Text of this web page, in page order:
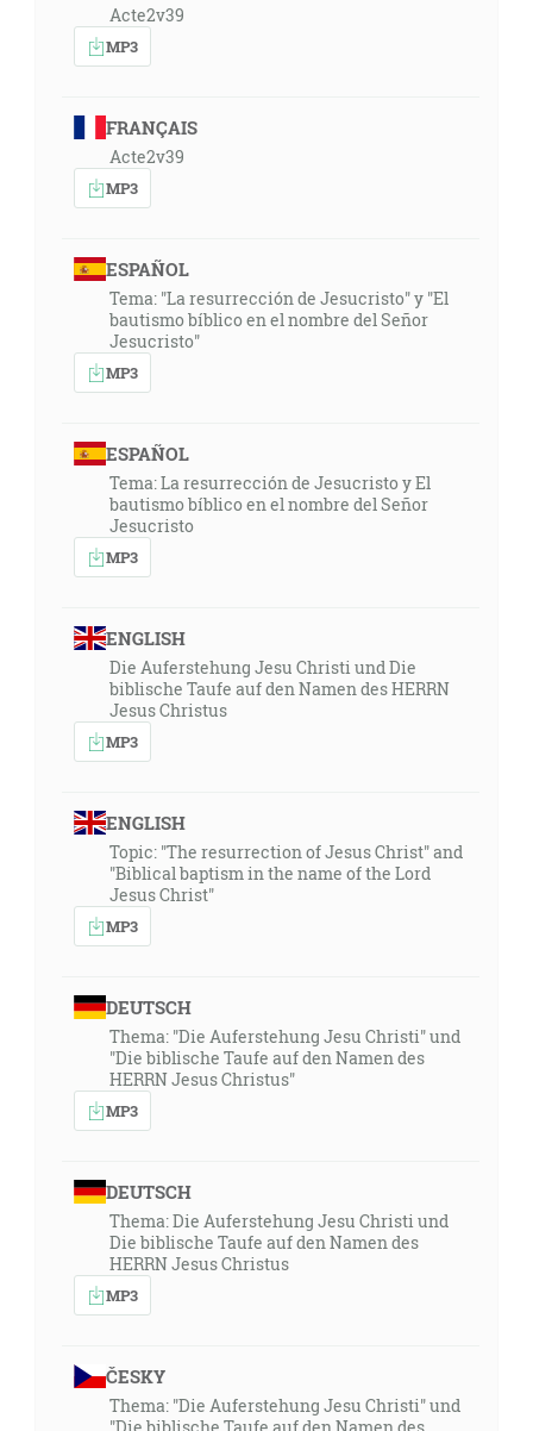
Acte2v39
MP3
FRANÇAIS
Acte2v39
MP3
ESPAÑOL
Tema: "La resurrección de Jesucristo" y "El
bautismo bíblico en el nombre del Señor
Jesucristo"
MP3
ESPAÑOL
Tema: La resurrección de Jesucristo y El
bautismo bíblico en el nombre del Señor
Jesucristo
MP3
ENGLISH
Die Auferstehung Jesu Christi und Die
biblische Taufe auf den Namen des HERRN
Jesus Christus
MP3
ENGLISH
Topic: "The resurrection of Jesus Christ" and
"Biblical baptism in the name of the Lord
Jesus Christ"
MP3
DEUTSCH
Thema: "Die Auferstehung Jesu Christi" und
"Die biblische Taufe auf den Namen des
HERRN Jesus Christus"
MP3
DEUTSCH
Thema: Die Auferstehung Jesu Christi und
Die biblische Taufe auf den Namen des
HERRN Jesus Christus
MP3
ČESKY
Thema: "Die Auferstehung Jesu Christi" und